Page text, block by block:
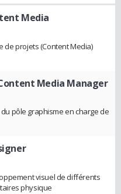
Media
de projets (Content Media)
Media Manager
pôle graphisme en charge de
visuel de différents
physique